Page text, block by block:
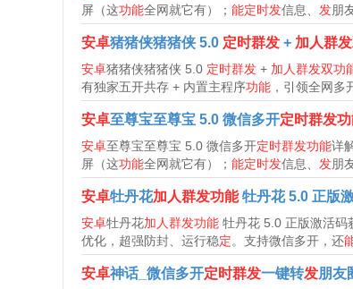
屏（这功能全网就它有）； 能定时发信息、 发朋
安卓猪猪侠猪猪侠 5.0 定时群发+ 加人群
安卓猪猪侠猪猪侠 5.0 定时群发+ 加人群发双功
有独家五开共存 + 内置主程序功能，引领全网多
安卓至尊宝至尊宝 5.0 微信多开定时群发
安卓至尊宝至尊宝 5.0 微信多开定时群发功能详
屏（这功能全网就它有）； 能定时发信息、 发朋
安卓牡丹花加人群发功能牡丹花 5.0 正版
安卓牡丹花加人群发功能牡丹花 5.0 正版激活码
优化，超强防封、运行稳定。支持微信多开，还
安卓神话_微信多开定时群发一键转发朋友